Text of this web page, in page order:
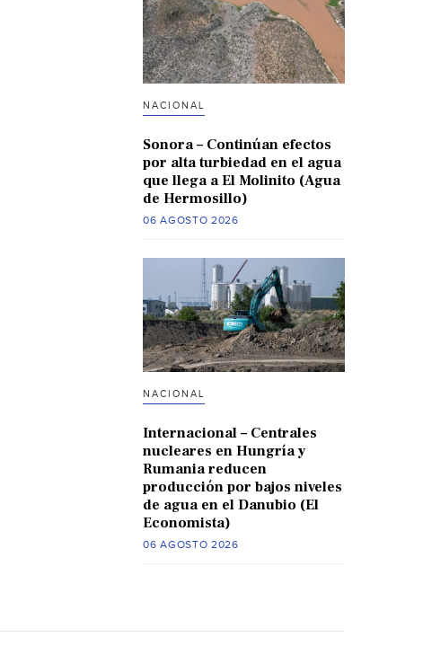
NACIONAL
Sonora – Continúan efectos
por alta turbiedad en el agua
que llega a El Molinito (Agua
de Hermosillo)
06 AGOSTO 2026
NACIONAL
Internacional – Centrales
nucleares en Hungría y
Rumania reducen
producción por bajos niveles
de agua en el Danubio (El
Economista)
06 AGOSTO 2026